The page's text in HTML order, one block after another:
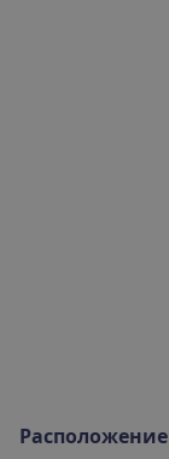
Расположение